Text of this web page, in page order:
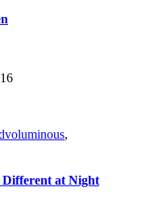
,
at Night